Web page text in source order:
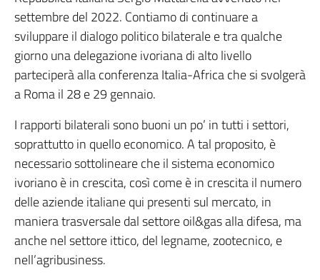
settembre del 2022. Contiamo di continuare a
sviluppare il dialogo politico bilaterale e tra qualche
giorno una delegazione ivoriana di alto livello
parteciperà alla conferenza Italia-Africa che si svolgerà
a Roma il 28 e 29 gennaio.
I rapporti bilaterali sono buoni un po’ in tutti i settori,
soprattutto in quello economico. A tal proposito, è
necessario sottolineare che il sistema economico
ivoriano è in crescita, così come è in crescita il numero
delle aziende italiane qui presenti sul mercato, in
maniera trasversale dal settore oil&gas alla difesa, ma
anche nel settore ittico, del legname, zootecnico, e
nell’agribusiness.